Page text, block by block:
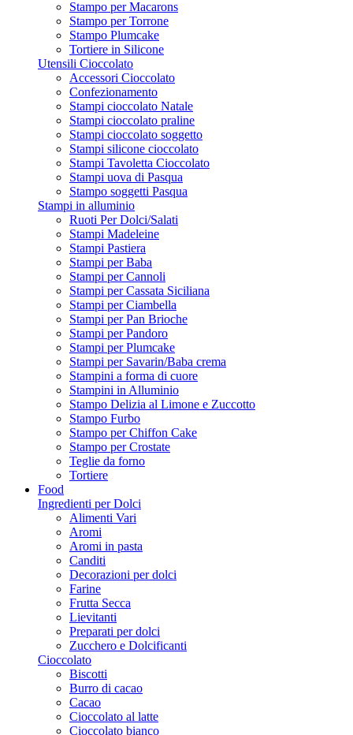
Stampo per Macarons
Stampo per Torrone
Stampo Plumcake
Tortiere in Silicone
Utensili Cioccolato
Accessori Cioccolato
Confezionamento
Stampi cioccolato Natale
Stampi cioccolato praline
Stampi cioccolato soggetto
Stampi silicone cioccolato
Stampi Tavoletta Cioccolato
Stampi uova di Pasqua
Stampo soggetti Pasqua
Stampi in alluminio
Ruoti Per Dolci/Salati
Stampi Madeleine
Stampi Pastiera
Stampi per Baba
Stampi per Cannoli
Stampi per Cassata Siciliana
Stampi per Ciambella
Stampi per Pan Brioche
Stampi per Pandoro
Stampi per Plumcake
Stampi per Savarin/Baba crema
Stampini a forma di cuore
Stampini in Alluminio
Stampo Delizia al Limone e Zuccotto
Stampo Furbo
Stampo per Chiffon Cake
Stampo per Crostate
Teglie da forno
Tortiere
Food
Ingredienti per Dolci
Alimenti Vari
Aromi
Aromi in pasta
Canditi
Decorazioni per dolci
Farine
Frutta Secca
Lievitanti
Preparati per dolci
Zucchero e Dolcificanti
Cioccolato
Biscotti
Burro di cacao
Cacao
Cioccolato al latte
Cioccolato bianco